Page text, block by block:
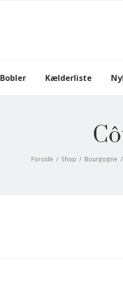
Bobler Kælderliste
Forside / Shop / Bourgogne /